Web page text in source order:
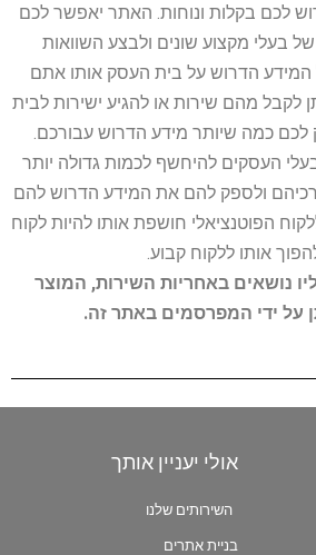
לכם בקלות ונוחות. האתר יאפשר לכם
בעלי מקצוע שונים ולבצע השוואות
הדרוש על בית העסק אותו אתם
לקבל מהם שירות או להגיע ישירות לבית
לכם כמה שיותר מידע הדרוש עבורכם.
העסקים להיחשף לכמות גדולה יותר
ולספק להם את המידע הדרוש להם
הפוטנציאלי חושפת אותו להיות לקוח
אותו ללקוח קבוע.
נושאים באחריות השירות, המוצר
על ידי המפרסמים באתר זה.
אולי יעניין אותך
השירותים שלנו
בניית אתרים